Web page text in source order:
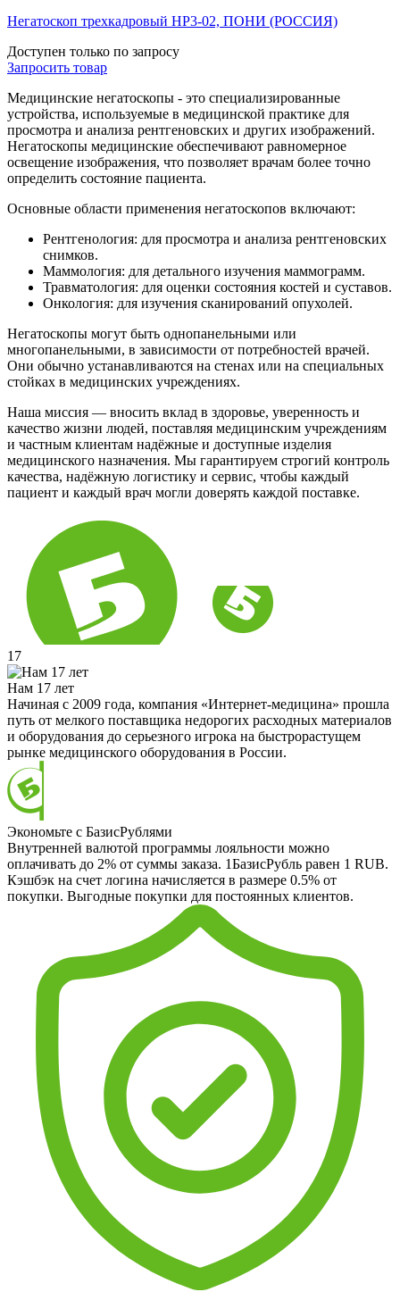
Негатоскоп трехкадровый НР3-02, ПОНИ (РОССИЯ)
Доступен только по запросу
Запросить товар
Медицинские негатоскопы - это специализированные
устройства, используемые в медицинской практике для
просмотра и анализа рентгеновских и других изображений.
Негатоскопы медицинские обеспечивают равномерное
освещение изображения, что позволяет врачам более точно
определить состояние пациента.
Основные области применения негатоскопов включают:
Рентгенология: для просмотра и анализа рентгеновских
снимков.
Маммология: для детального изучения маммограмм.
Травматология: для оценки состояния костей и суставов.
Онкология: для изучения сканирований опухолей.
Негатоскопы могут быть однопанельными или
многопанельными, в зависимости от потребностей врачей.
Они обычно устанавливаются на стенах или на специальных
стойках в медицинских учреждениях.
Наша миссия — вносить вклад в здоровье, уверенность и
качество жизни людей, поставляя медицинским учреждениям
и частным клиентам надёжные и доступные изделия
медицинского назначения. Мы гарантируем строгий контроль
качества, надёжную логистику и сервис, чтобы каждый
пациент и каждый врач могли доверять каждой поставке.
17
Нам 17 лет
Начиная с 2009 года, компания «Интернет-медицина» прошла
путь от мелкого поставщика недорогих расходных материалов
и оборудования до серьезного игрока на быстрорастущем
рынке медицинского оборудования в России.
Экономьте с БазисРублями
Внутренней валютой программы лояльности можно
оплачивать до 2% от суммы заказа. 1БазисРубль равен 1 RUB.
Кэшбэк на счет логина начисляется в размере 0.5% от
покупки. Выгодные покупки для постоянных клиентов.